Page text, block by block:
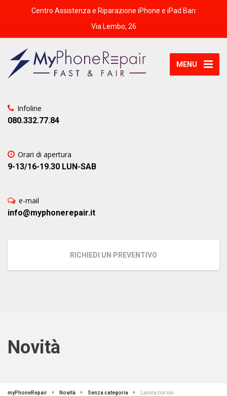
Centro Assistenza e Riparazione iPhone e iPad Bari
Via Lembo, 26
MENU
Infoline
080.332.77.84
Orari di apertura
9-13/16-19.30 LUN-SAB
e-mail
info@myphonerepair.it
RICHIEDI UN PREVENTIVO
Novità
myPhoneRepair Novità Senza categoria Lavora con noi